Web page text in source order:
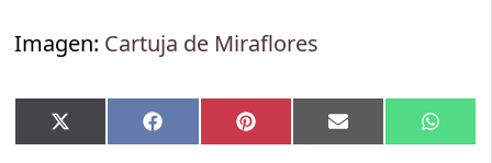
Imagen: Cartuja de Miraflores
Compartir
en
X
(Twitter)
Compartir
en
Facebook Compartir
en
Pinterest Compartir
en
Email
en